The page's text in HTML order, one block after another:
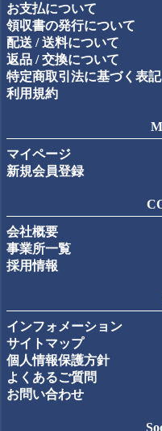
お支払について
領収書の発行について
配送 / 送料について
返品 / 交換について
特定商取引法に基づく表記
利用規約
マイページ
新規会員登録
会社概要
事業所一覧
採用情報
インフォメーション
サイトマップ
個人情報保護方針
よくあるご質問
お問い合わせ